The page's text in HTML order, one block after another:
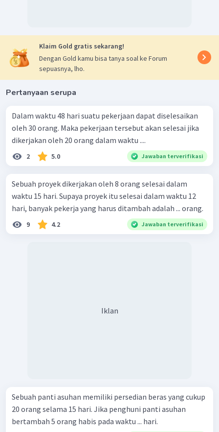
Klaim Gold gratis sekarang!
Dengan Gold kamu bisa tanya soal ke Forum
sepuasnya, lho.
Pertanyaan serupa
Dalam waktu 48 hari suatu pekerjaan dapat diselesaikan
oleh 30 orang. Maka pekerjaan tersebut akan selesai jika
dikerjakan oleh 20 orang dalam waktu ....
2 5.0 Jawaban terverifikasi
Sebuah proyek dikerjakan oleh 8 orang selesai dalam
waktu 15 hari. Supaya proyek itu selesai dalam waktu 12
hari, banyak pekerja yang harus ditambah adalah ... orang.
9 4.2 Jawaban terverifikasi
Iklan
Sebuah panti asuhan memiliki persedian beras yang cukup
20 orang selama 15 hari. Jika penghuni panti asuhan
bertambah 5 orang habis pada waktu ... hari.